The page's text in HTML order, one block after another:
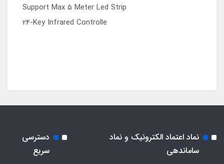
Support Max 5 Meter Led Strip
24-Key Infrared Controlle
نماد اعتماد الکترونیک و نماد
ساماندهی
دسترسی
سریع